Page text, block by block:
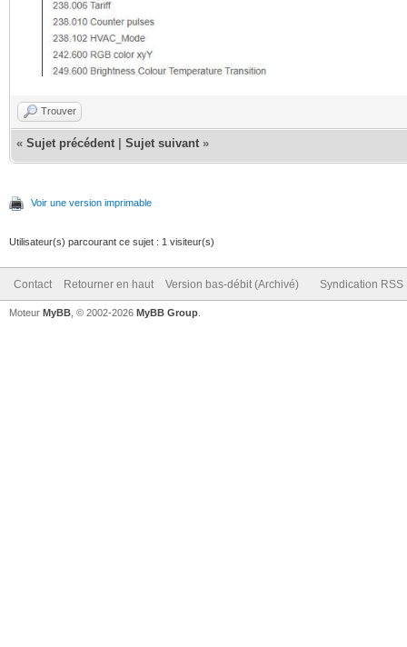
Trouver
« Sujet précédent Sujet suivant »
Voir une version imprimable
Utilisateur(s) parcourant ce sujet : 1 visiteur(s)
Contact Retourner en haut Version bas-débit (Archivé) Syndication RSS
Moteur MyBB , © 2002-2026 MyBB Group